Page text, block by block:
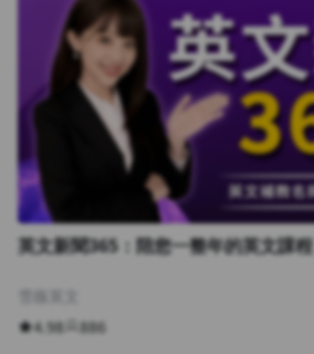
英文新聞365：陪您一整年的英文課程
雪薇英文
4.98
886